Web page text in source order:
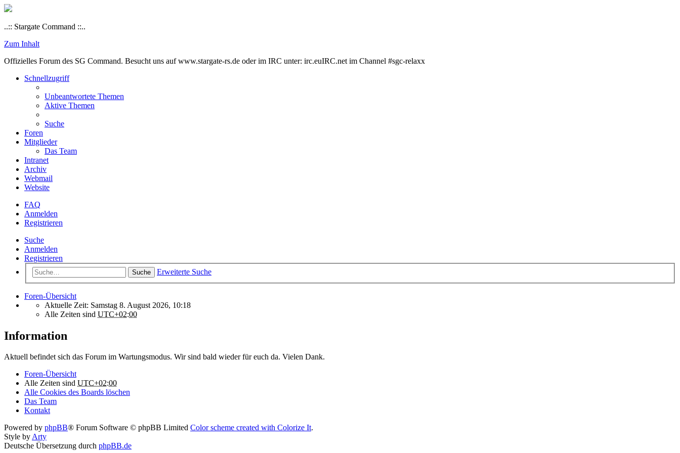
..:: Stargate Command ::..
Zum Inhalt
Offizielles Forum des SG Command. Besucht uns auf www.stargate-rs.de oder im IRC unter: irc.euIRC.net im Channel #sgc-relaxx
Schnellzugriff
Unbeantwortete Themen
Aktive Themen
Suche
Foren
Mitglieder
Das Team
Intranet
Archiv
Webmail
Website
FAQ
Anmelden
Registrieren
Suche
Anmelden
Registrieren
Suche Erweiterte Suche
Foren-Übersicht
Aktuelle Zeit: Samstag 8. August 2026, 10:18
Alle Zeiten sind UTC+02:00
Information
Aktuell befindet sich das Forum im Wartungsmodus. Wir sind bald wieder für euch da. Vielen Dank.
Foren-Übersicht
Alle Zeiten sind UTC+02:00
Alle Cookies des Boards löschen
Das Team
Kontakt
Powered by phpBB® Forum Software © phpBB Limited Color scheme created with Colorize It.
Style byArty
Deutsche Übersetzung durch phpBB.de